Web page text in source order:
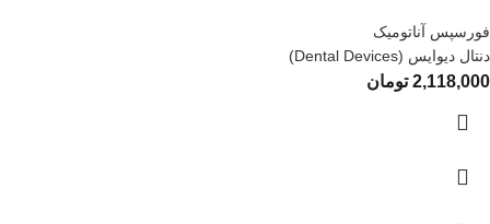
فورسپس آناتومیک
دنتال دیوایس (Dental Devices)
2,118,000 تومان